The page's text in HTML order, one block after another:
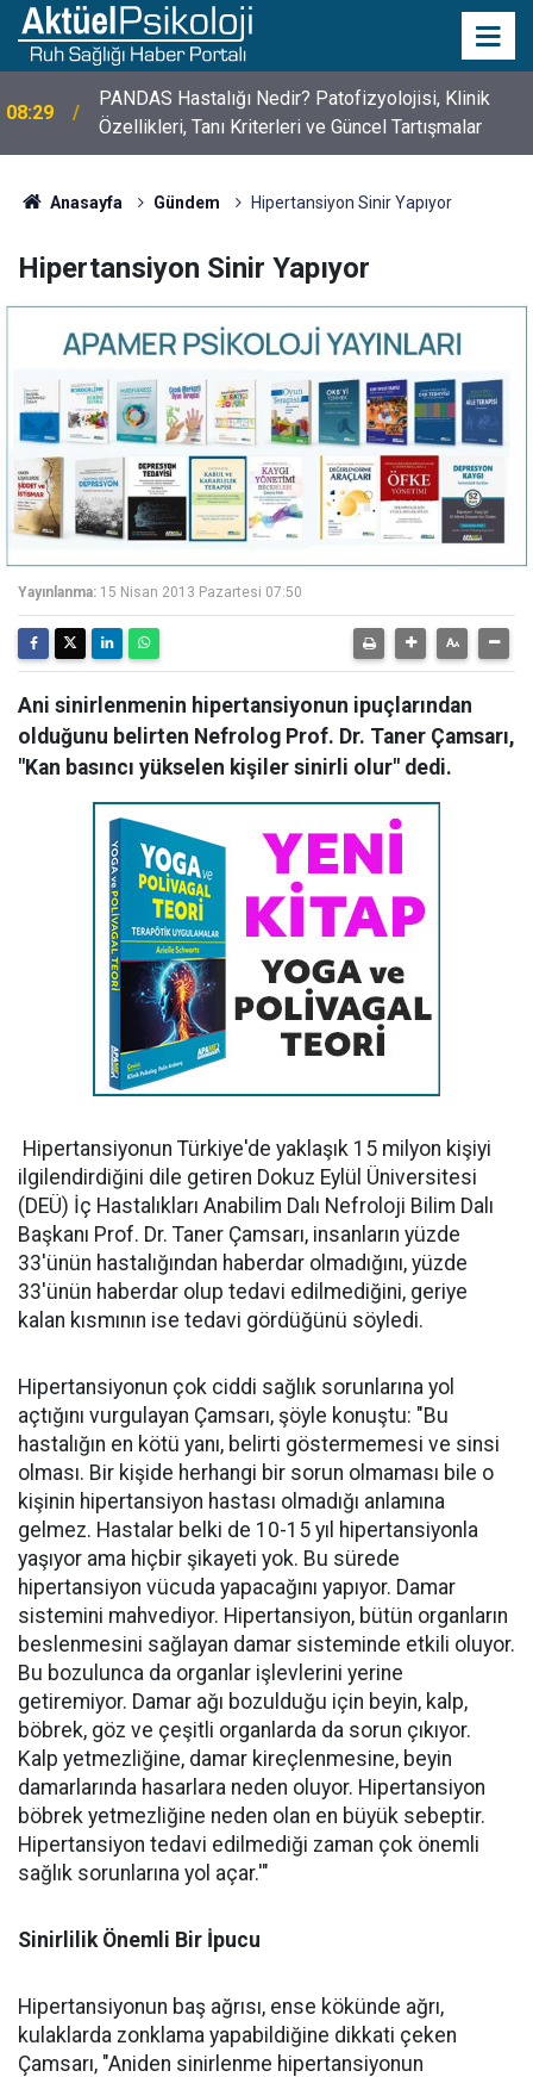
08:29
PANDAS Hastalığı Nedir? Patofizyolojisi, Klinik
Özellikleri, Tanı Kriterleri ve Güncel Tartışmalar
10:30
10 Mayıs Psikologlar Günü Nasıl Ortaya Çıktı? 10
Mayıs Tarihinin Hikayesi
Anasayfa Gündem Hipertansiyon Sinir Yapıyor
Hipertansiyon Sinir Yapıyor
Yayınlanma: 15 Nisan 2013 Pazartesi 07:50
Ani sinirlenmenin hipertansiyonun ipuçlarından
olduğunu belirten Nefrolog Prof. Dr. Taner Çamsarı,
"Kan basıncı yükselen kişiler sinirli olur" dedi.
Hipertansiyonun Türkiye'de yaklaşık 15 milyon kişiyi
ilgilendirdiğini dile getiren Dokuz Eylül Üniversitesi
(DEÜ) İç Hastalıkları Anabilim Dalı Nefroloji Bilim Dalı
Başkanı Prof. Dr. Taner Çamsarı, insanların yüzde
33'ünün hastalığından haberdar olmadığını, yüzde
33'ünün haberdar olup tedavi edilmediğini, geriye
kalan kısmının ise tedavi gördüğünü söyledi.
Hipertansiyonun çok ciddi sağlık sorunlarına yol
açtığını vurgulayan Çamsarı, şöyle konuştu: "Bu
hastalığın en kötü yanı, belirti göstermemesi ve sinsi
olması. Bir kişide herhangi bir sorun olmaması bile o
kişinin hipertansiyon hastası olmadığı anlamına
gelmez. Hastalar belki de 10-15 yıl hipertansiyonla
yaşıyor ama hiçbir şikayeti yok. Bu sürede
hipertansiyon vücuda yapacağını yapıyor. Damar
sistemini mahvediyor. Hipertansiyon, bütün organların
beslenmesini sağlayan damar sisteminde etkili oluyor.
Bu bozulunca da organlar işlevlerini yerine
getiremiyor. Damar ağı bozulduğu için beyin, kalp,
böbrek, göz ve çeşitli organlarda da sorun çıkıyor.
Kalp yetmezliğine, damar kireçlenmesine, beyin
damarlarında hasarlara neden oluyor. Hipertansiyon
böbrek yetmezliğine neden olan en büyük sebeptir.
Hipertansiyon tedavi edilmediği zaman çok önemli
sağlık sorunlarına yol açar.'"
Sinirlilik Önemli Bir İpucu
Hipertansiyonun baş ağrısı, ense kökünde ağrı,
kulaklarda zonklama yapabildiğine dikkati çeken
Çamsarı, "Aniden sinirlenme hipertansiyonun